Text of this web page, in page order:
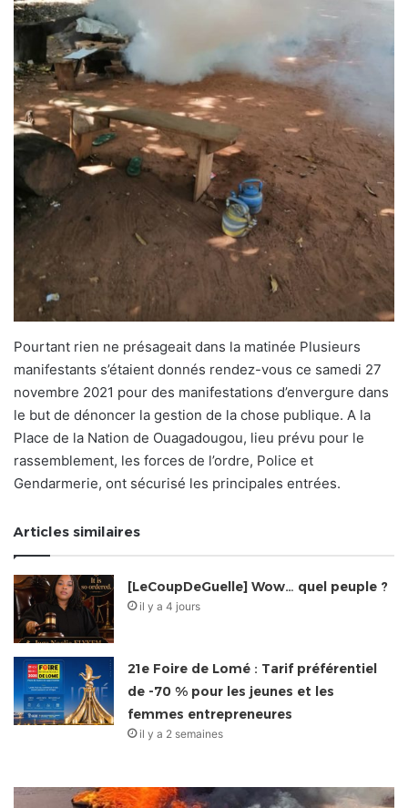
Pourtant rien ne présageait dans la matinée Plusieurs
manifestants s’étaient donnés rendez-vous ce samedi 27
novembre 2021 pour des manifestations d’envergure dans
le but de dénoncer la gestion de la chose publique. A la
Place de la Nation de Ouagadougou, lieu prévu pour le
rassemblement, les forces de l’ordre, Police et
Gendarmerie, ont sécurisé les principales entrées.
Articles similaires
[LeCoupDeGuelle] Wow… quel peuple ?
il y a 4 jours
21e Foire de Lomé : Tarif préférentiel
de -70 % pour les jeunes et les
femmes entrepreneures
il y a 2 semaines